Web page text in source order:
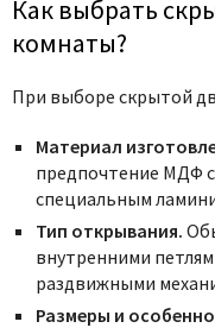
Как выбрать
комнаты?
При выборе скрытой
Материал
предпочтение МДФ
специальным
Тип открывания.
внутренними
раздвижными
Размеры и